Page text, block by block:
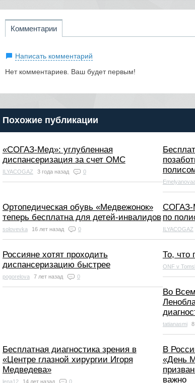
Комментарии
Написать комментарий
Нет комментариев. Ваш будет первым!
Похожие публикации
​«СОГАЗ-Мед»: углубленная
диспансеризация за счет ОМС
ILYACOGAZ 3 года назад 0
Ортопедическая обувь «Медвежонок»
теперь бесплатна для детей-инвалидов
solovevka 16 лет назад 0
​СОГАЗ-
по
ILYACOGAZ
Россияне хотят проходить
диспансеризацию быстрее
pogorelova 7 лет назад 0
То, что
ONF v
Во
tatianasmi
Бесплатная диагностика зрения в
«Центре глазной хирургии Игоря
Медведева»
lena12 14 лет назад 0
В
«День
важно